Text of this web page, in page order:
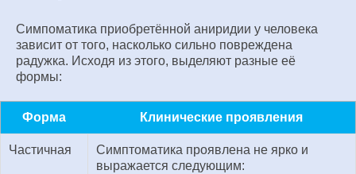
Симпоматика приобретённой аниридии у человека
зависит от того, насколько сильно повреждена
радужка. Исходя из этого, выделяют разные её
формы:
Форма Клинические проявления
Частичная
Симптоматика проявлена не ярко и
выражается следующим: